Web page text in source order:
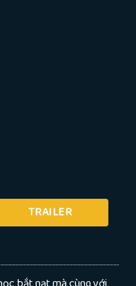
TRAILER